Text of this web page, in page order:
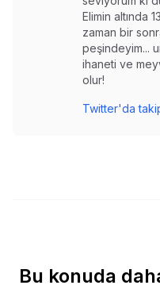
Elimin altında
zaman bir
peşindeyim...
ihaneti ve
olur!
Twitter'da
Bu konuda